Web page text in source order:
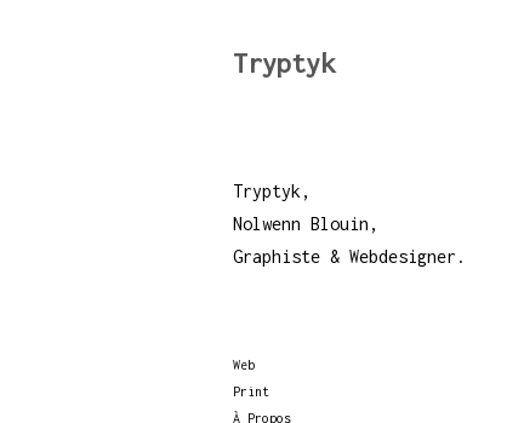
Tryptyk
Tryptyk,
Nolwenn Blouin,
Graphiste & Webdesigner.
Web
Print
À Propos